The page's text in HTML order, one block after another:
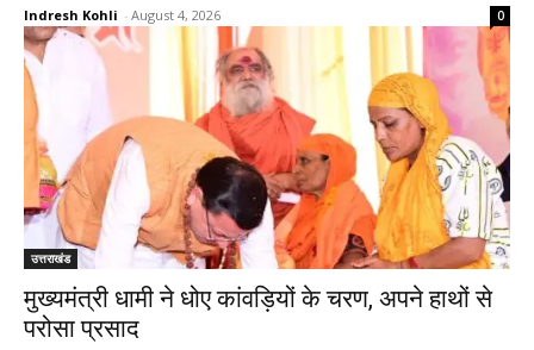
Indresh Kohli - August 4, 2026 0
उत्तराखंड
मुख्यमंत्री धामी ने धोए कांवड़ियों के चरण, अपने हाथों से
परोसा प्रसाद